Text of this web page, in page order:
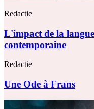
Redactie
L'impact de la
contemporaine
Redactie
Une Ode à Frans